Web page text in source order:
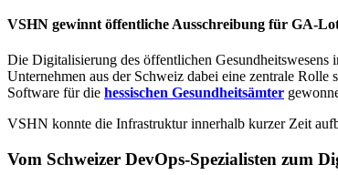
VSHN gewinnt öffentliche Ausschreibung für GA-
Die Digitalisierung des öffentlichen
Unternehmen aus der Schweiz dabei eine zentrale Rolle
Software für die hessischen Gesundheitsämter
VSHN konnte die Infrastruktur innerhalb kurzer Zeit
Vom Schweizer DevOps-Spezialisten zum